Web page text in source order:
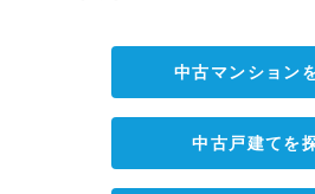
中古マンション
中古戸建てを